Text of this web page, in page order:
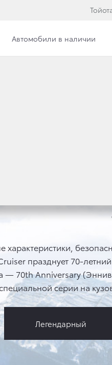
Автомобили в наличии
празднует 70-
— 70th Anniversary
серии на
Легендарный